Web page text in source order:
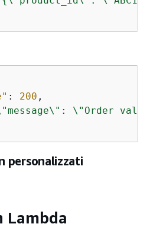
: 200 ,
\"Order
personalizzati
Lambda